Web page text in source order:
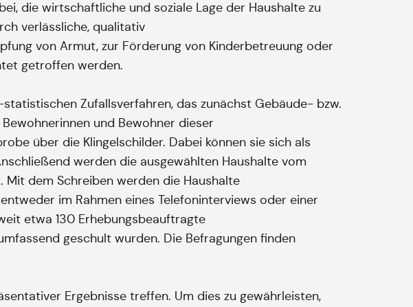
die wirtschaftliche und soziale Lage der Haushalte zu
verlässliche, qualitativ
von Armut, zur Förderung von Kinderbetreuung oder
getroffen werden.
Zufallsverfahren, das zunächst Gebäude- bzw.
und Bewohner dieser
über die Klingelschilder. Dabei können sie sich als
werden die ausgewählten Haushalte vom
dem Schreiben werden die Haushalte
im Rahmen eines Telefoninterviews oder einer
etwa 130 Erhebungsbeauftragte
geschult wurden. Die Befragungen finden
Ergebnisse treffen. Um dies zu gewährleisten,